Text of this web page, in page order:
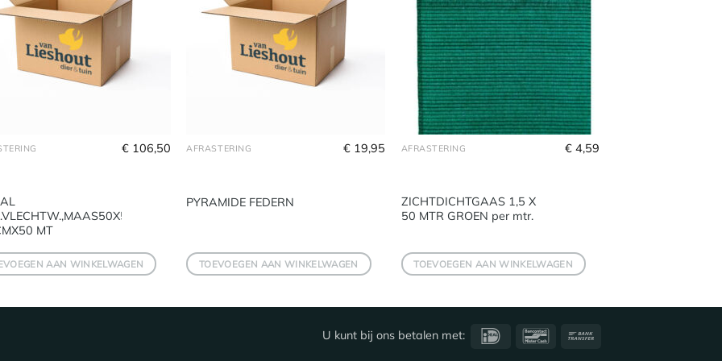
MT
€106,50
AAN WINKELWAGEN
AFRASTERING
PYRAMIDE FEDERN
€19,95
TOEVOEGEN AAN WINKELWAGEN
AFRASTERING
ZICHTDICHTGAAS 1,5 X
50 MTR GROEN per mtr.
€ 4,59
TOEVOEGEN AAN WINKELWAGEN
U kunt bij ons betalen met: IDeal Bancontact